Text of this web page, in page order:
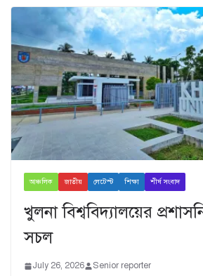
আঞ্চলিক জাতীয় লেটেস্ট শিক্ষা শীর্ষ সংবাদ
খুলনা বিশ্ববিদ্যালয়ের
সচল
July 26, 2026 Senior reporter